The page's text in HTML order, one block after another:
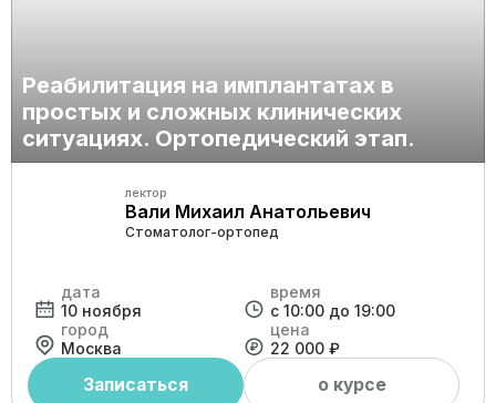
Реабилитация на имплантатах в
простых и сложных клинических
ситуациях. Ортопедический этап.
лектор
Вали Михаил Анатольевич
Стоматолог-ортопед
дата
10 ноября
время
с 10:00 до 19:00
город
Москва
цена
22 000 ₽
Записаться о курсе